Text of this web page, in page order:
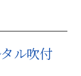
ル吹付